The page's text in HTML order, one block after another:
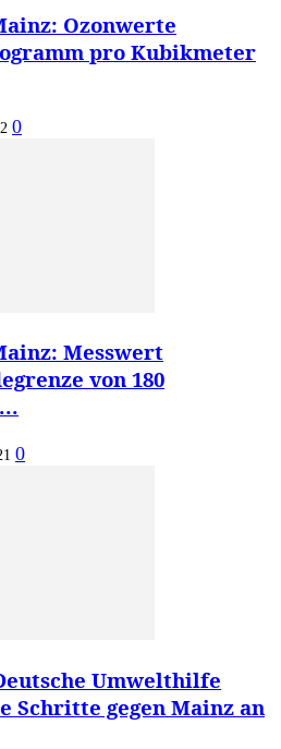
Ozonwerte
pro Kubikmeter
0
Messwert
von 180
0
Umwelthilfe
Schritte gegen Mainz an